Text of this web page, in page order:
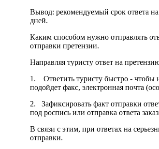
Вывод: рекомендуемый срок ответа
дней.
Каким способом нужно отправлять
отправки претензии.
Направляя туристу ответ на
1. Ответить туристу быстро - чтобы
подойдет факс, электронная почта
2. Зафиксировать факт отправки
под роспись или отправка ответа
В связи с этим, при ответах на
отправки.